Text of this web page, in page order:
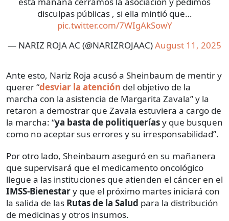
disculpas públicas , si ella mintió que…
pic.twitter.com/7WIgAkSowY
— NARIZ ROJA AC (@NARIZROJAAC)August 11, 2025
Ante esto, Nariz Roja acusó a Sheinbaum de mentir y
querer “desviar la atención del objetivo de la
marcha con la asistencia de Margarita Zavala” y la
retaron a demostrar que Zavala estuviera a cargo de
la marcha: “ya basta de politiqueríasy que busquen
como no aceptar sus errores y su irresponsabilidad”.
Por otro lado, Sheinbaum aseguró en su mañanera
que supervisará que el medicamento oncológico
llegue a las instituciones que atienden el cáncer en el
IMSS-Bienestary que el próximo martes iniciará con
la salida de las Rutas de la Salud para la distribución
de medicinas y otros insumos.